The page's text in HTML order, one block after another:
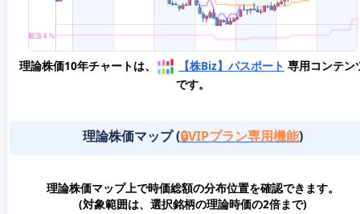
理論株価10年チャートは、 【株Biz】パスポート 専用コンテン
です。
理論株価マップ (🔒VIPプラン専用機能)
理論株価マップ上で時価総額の分布位置を確認できます。
(対象範囲は、選択銘柄の理論時価の2倍まで)